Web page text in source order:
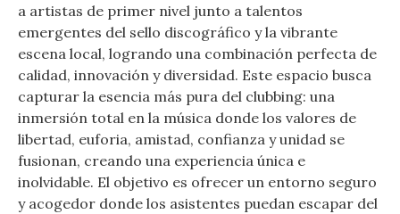
a artistas de primer nivel junto a talentos
emergentes del sello discográfico y la vibrante
escena local, logrando una combinación perfecta de
calidad, innovación y diversidad. Este espacio busca
capturar la esencia más pura del clubbing: una
inmersión total en la música donde los valores de
libertad, euforia, amistad, confianza y unidad se
fusionan, creando una experiencia única e
inolvidable. El objetivo es ofrecer un entorno seguro
y acogedor donde los asistentes puedan escapar del